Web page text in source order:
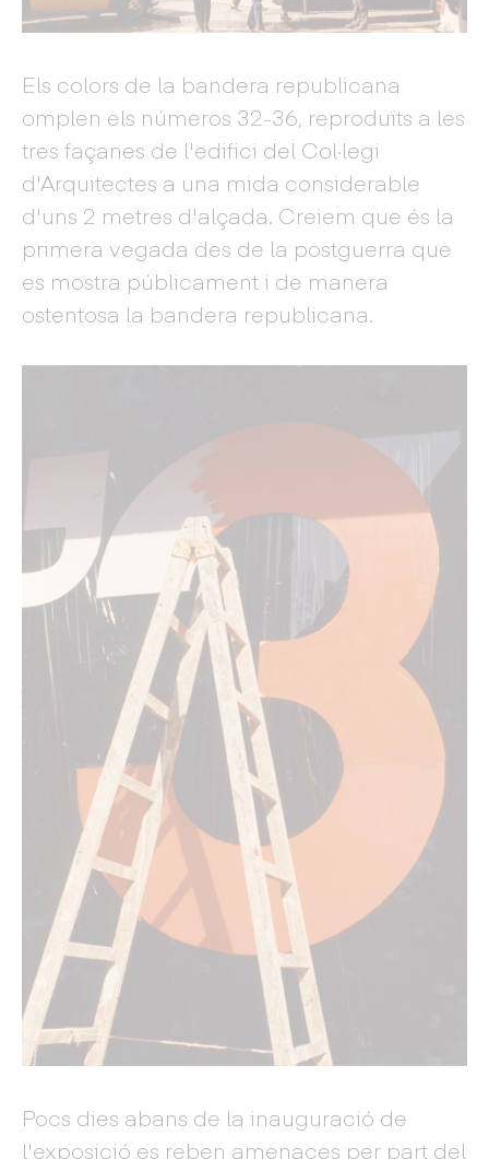
Els colors de la bandera republicana
omplen els números 32-36, reproduïts a les
tres façanes de l'edifici del Col·legi
d'Arquitectes a una mida considerable
d'uns 2 metres d'alçada. Creiem que és la
primera vegada des de la postguerra que
es mostra públicament i de manera
ostentosa la bandera republicana.
Pocs dies abans de la inauguració de
l'exposició es reben amenaces per part del